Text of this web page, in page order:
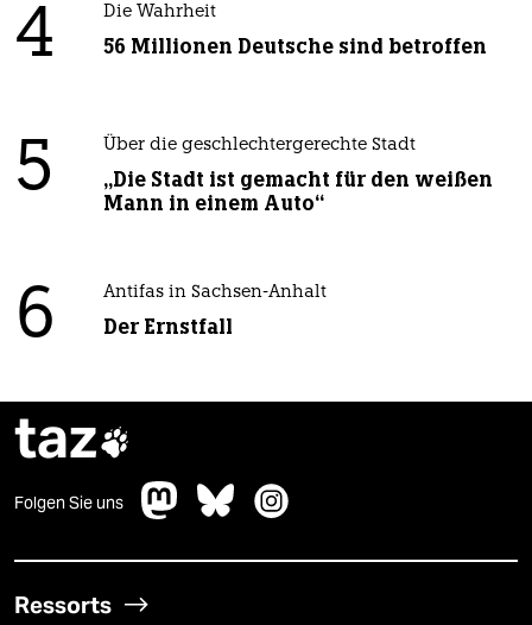
4 Die Wahrheit
56 Millionen Deutsche sind betroffen
5 Über die geschlechtergerechte Stadt
„Die Stadt ist gemacht für den weißen
Mann in einem Auto“
6 Antifas in Sachsen-Anhalt
Der Ernstfall
taz
Folgen Sie uns
Ressorts